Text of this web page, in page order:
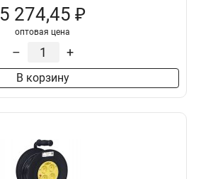
5 274,45 ₽
оптовая цена
– +
В корзину